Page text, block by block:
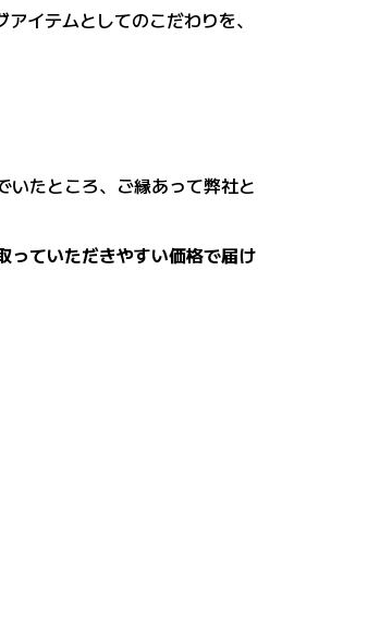
イテムとしてのこだわりを、
いたところ、ご縁あって弊社と
っていただきやすい価格で届け